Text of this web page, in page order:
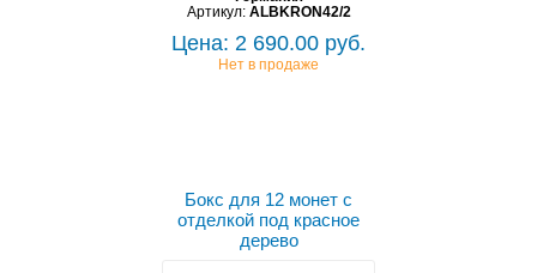
Артикул: ALBKRON42/2
Цена: 2 690.00 руб.
Нет в продаже
Бокс для 12 монет с
отделкой под красное
дерево